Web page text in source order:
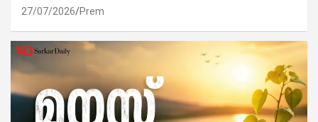
27/07/2026 Prem